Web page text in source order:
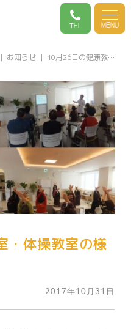
MENU
TEL
｜ お知らせ ｜ 10月26日の健康教…
・体操教室の様
2017年10月31日